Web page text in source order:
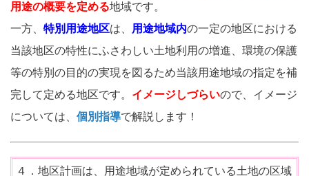
用途の概要を定める地域です。
一方、 特別用途地区は、 用途地域内の一定の地区における
当該地区の特性にふさわしい土地利用の増進、環境の保護
等の特別の目的の実現を図るため当該用途地域の指定を補
完して定める地区です。 イメージしづらいので、イメージ
については、 個別指導で解説します！
４．地区計画は、用途地域が定められている土地の区域